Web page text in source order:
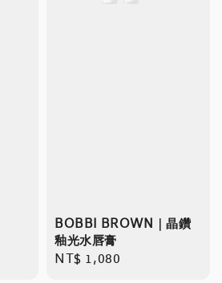
BOBBI BROWN｜晶鑽
釉光水唇膏
Regular
NT$ 1,080